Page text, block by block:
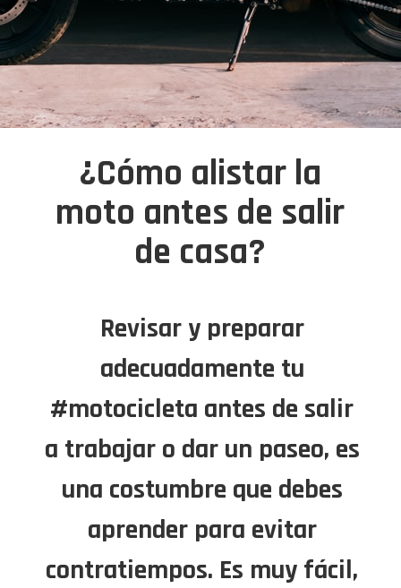
¿Cómo alistar la
moto antes de salir
de casa?
Revisar y preparar
adecuadamente tu
#motocicleta antes de salir
a trabajar o dar un paseo, es
una costumbre que debes
aprender para evitar
contratiempos. Es muy fácil,